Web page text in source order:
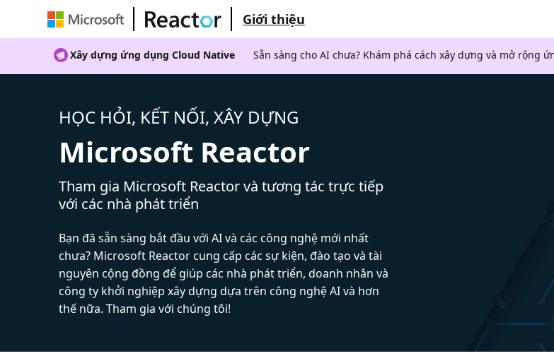
Giới thiệu
Xây dựng ứng dụng Cloud Native Sẵn sàng cho AI chưa? Khám phá cách xây dựng và mở rộng
HỌC HỎI, KẾT NỐI, XÂY DỰNG
Microsoft Reactor
Tham gia Microsoft Reactor và tương tác trực tiếp
với các nhà phát triển
Bạn đã sẵn sàng bắt đầu với AI và các công nghệ mới nhất
chưa? Microsoft Reactor cung cấp các sự kiện, đào tạo và tài
nguyên cộng đồng để giúp các nhà phát triển, doanh nhân và
công ty khởi nghiệp xây dựng dựa trên công nghệ AI và hơn
thế nữa. Tham gia với chúng tôi!